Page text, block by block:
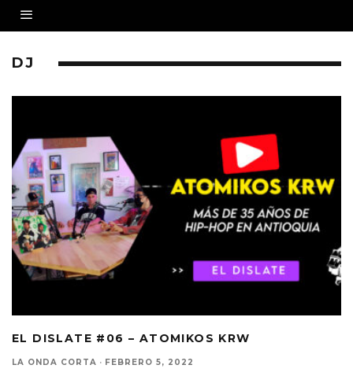
DJ
EL DISLATE #06 – ATOMIKOS KRW
LA ONDA CORTA · FEBRERO 5, 2022